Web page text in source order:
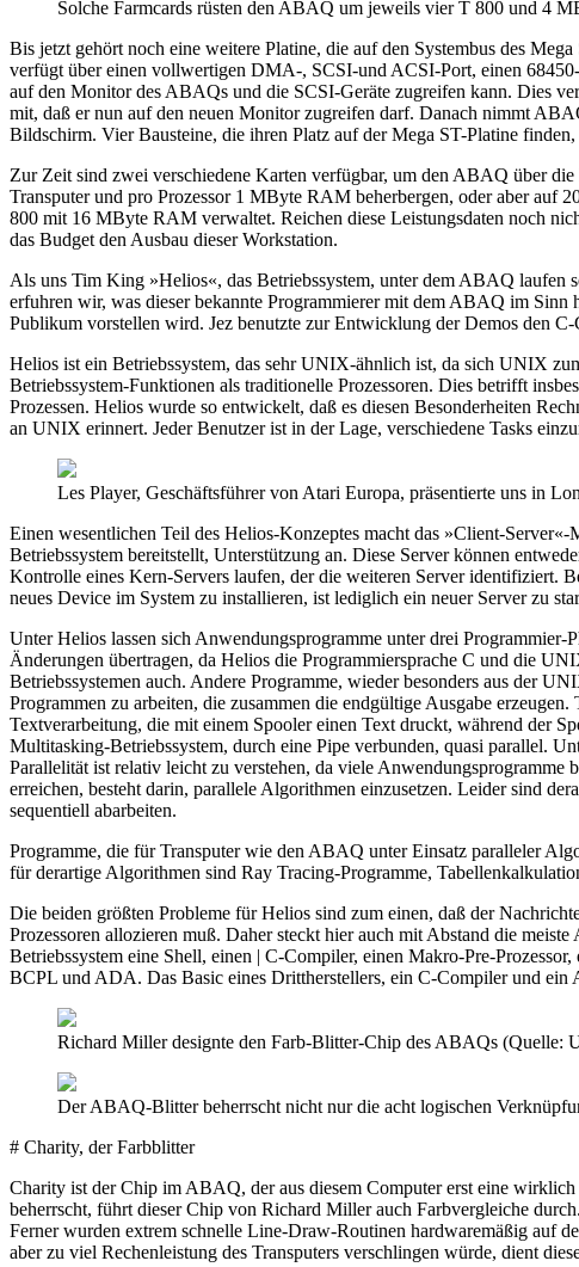
Solche Farmcards rüsten den ABAQ um jeweils vier T 800 und 4
Bis jetzt gehört noch eine weitere Platine, die auf den Systembus des
verfügt über einen vollwertigen DMA-, SCSI-und ACSI-Port, einen
auf den Monitor des ABAQs und die SCSI-Geräte zugreifen kann. Dies
mit, daß er nun auf den neuen Monitor zugreifen darf. Danach nimmt
Bildschirm. Vier Bausteine, die ihren Platz auf der Mega ST-Platine finden,
Zur Zeit sind zwei verschiedene Karten verfügbar, um den ABAQ über
Transputer und pro Prozessor 1 MByte RAM beherbergen, oder aber
800 mit 16 MByte RAM verwaltet. Reichen diese Leistungsdaten noch
das Budget den Ausbau dieser Workstation.
Als uns Tim King »Helios«, das Betriebssystem, unter dem ABAQ laufen
erfuhren wir, was dieser bekannte Programmierer mit dem ABAQ im
Publikum vorstellen wird. Jez benutzte zur Entwicklung der Demos den
Helios ist ein Betriebssystem, das sehr UNIX-ähnlich ist, da sich UNIX
Betriebssystem-Funktionen als traditionelle Prozessoren. Dies betrifft
Prozessen. Helios wurde so entwickelt, daß es diesen Besonderheiten
an UNIX erinnert. Jeder Benutzer ist in der Lage, verschiedene Tasks
Les Player, Geschäftsführer von Atari Europa, präsentierte uns in
Einen wesentlichen Teil des Helios-Konzeptes macht das »Client-
Betriebssystem bereitstellt, Unterstützung an. Diese Server können
Kontrolle eines Kern-Servers laufen, der die weiteren Server identifiziert.
neues Device im System zu installieren, ist lediglich ein neuer Server zu
Unter Helios lassen sich Anwendungsprogramme unter drei
Änderungen übertragen, da Helios die Programmiersprache C und die
Betriebssystemen auch. Andere Programme, wieder besonders aus der
Programmen zu arbeiten, die zusammen die endgültige Ausgabe
Textverarbeitung, die mit einem Spooler einen Text druckt, während der
Multitasking-Betriebssystem, durch eine Pipe verbunden, quasi parallel.
Parallelität ist relativ leicht zu verstehen, da viele
erreichen, besteht darin, parallele Algorithmen einzusetzen. Leider sind
sequentiell abarbeiten.
Programme, die für Transputer wie den ABAQ unter Einsatz paralleler
für derartige Algorithmen sind Ray Tracing-Programme,
Die beiden größten Probleme für Helios sind zum einen, daß der
Prozessoren allozieren muß. Daher steckt hier auch mit Abstand die
Betriebssystem eine Shell, einen | C-Compiler, einen Makro-Pre-
BCPL und ADA. Das Basic eines Drittherstellers, ein C-Compiler und ein
Richard Miller designte den Farb-Blitter-Chip des ABAQs (Quelle:
Der ABAQ-Blitter beherrscht nicht nur die acht logischen
# Charity, der Farbblitter
Charity ist der Chip im ABAQ, der aus diesem Computer erst eine
beherrscht, führt dieser Chip von Richard Miller auch Farbvergleiche
Ferner wurden extrem schnelle Line-Draw-Routinen hardwaremäßig auf
aber zu viel Rechenleistung des Transputers verschlingen würde, dient